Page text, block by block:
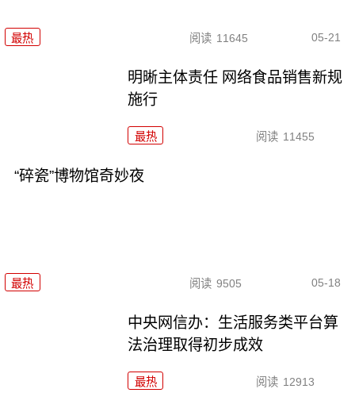
最热 阅读 11645 05-21
明晰主体责任 网络食品销售新规
施行
最热 阅读 11455
“碎瓷”博物馆奇妙夜
最热 阅读 9505 05-18
中央网信办：生活服务类平台算
法治理取得初步成效
最热 阅读 12913